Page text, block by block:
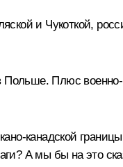
и Чукоткой,
Польше. Плюс
канадской
А мы бы на это